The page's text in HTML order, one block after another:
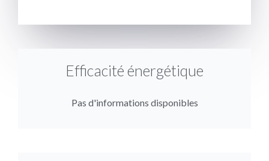
Efficacité énergétique
Pas d'informations disponibles